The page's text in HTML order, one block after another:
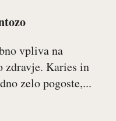
vpliva na
zdravje. Karies in
zelo pogoste,...